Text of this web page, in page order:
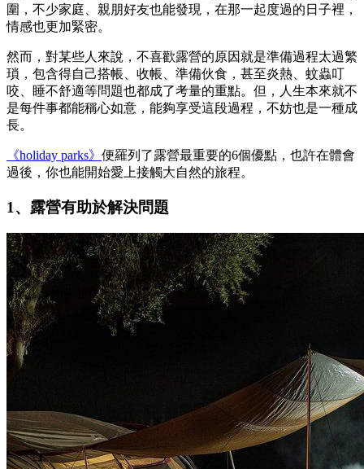
圍，不少家庭、親朋好友也能發現，在那一起度過的日子裡，
情感也更加緊密。
然而，對某些人來說，不喜歡露營的原因就是準備過程太過繁
瑣，包含得自己搭帳、收帳、準備伙食，甚至炎熱、蚊蟲叮
咬、睡不舒適等問題也都成了考量的重點。但，人生本來就不
是每件事都能稱心如意，能夠享受這段過程，不妨也是一種成
長。
《holiday parks》 便羅列了露營最重要的6個優點，也許在體會
過後，你也能開始愛上接觸大自然的旅程。
1、露營有助於解決問題